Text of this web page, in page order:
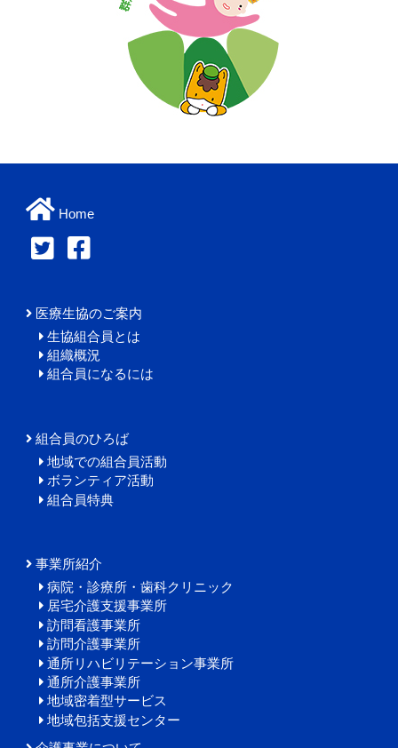
「くらしと健康」11月号を掲載しました
「くらしと健康」10月号を掲載しました
「くらしと健康」9月号を掲載しました
「くらしと健康」8月号を掲載しました
2025.06.10
介護事業所での学生ボランティア大募集!
2025.05.30
2025.04.24
「くらしと健康」5月号を掲載しました
2025.04.11
「くらしと健康」4月号を掲載しました
Home
医療生協のご案内
生協組合員とは
組織概況
組合員になるには
組合員のひろば
地域での組合員活動
ボランティア活動
組合員特典
事業所紹介
病院・診療所・歯科クリニック
居宅介護支援事業所
訪問看護事業所
訪問介護事業所
通所リハビリテーション事業所
通所介護事業所
地域密着型サービス
地域包括支援センター